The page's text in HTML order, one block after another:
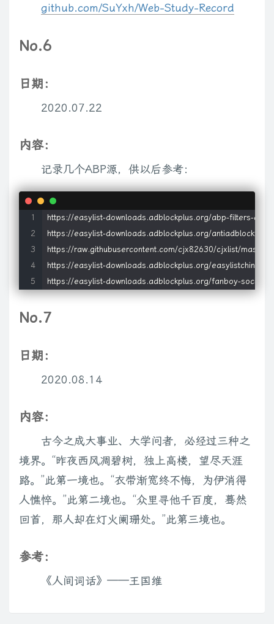
github.com/SuYxh/Web-Study-Record
No.6
日期：
2020.07.22
内容：
记录几个ABP源，供以后参考：
https://easylist-downloads.adblockplus.org/abp-filters-anti-
https://easylist-downloads.adblockplus.org/
https://raw.githubusercontent.com/cjx82630/cjxlist/master/
https://easylist-downloads.adblockplus.org/
https://easylist-downloads.adblockplus.org/fanboy-social.txt
No.7
日期：
2020.08.14
内容：
古今之成大事业、大学问者，必经过三种之
境界。“昨夜西风凋碧树，独上高楼，望尽天涯
路。”此第一境也。“衣带渐宽终不悔，为伊消得
人憔悴。”此第二境也。“众里寻他千百度，蓦然
回首，那人却在灯火阑珊处。”此第三境也。
参考：
《人间词话》——王国维